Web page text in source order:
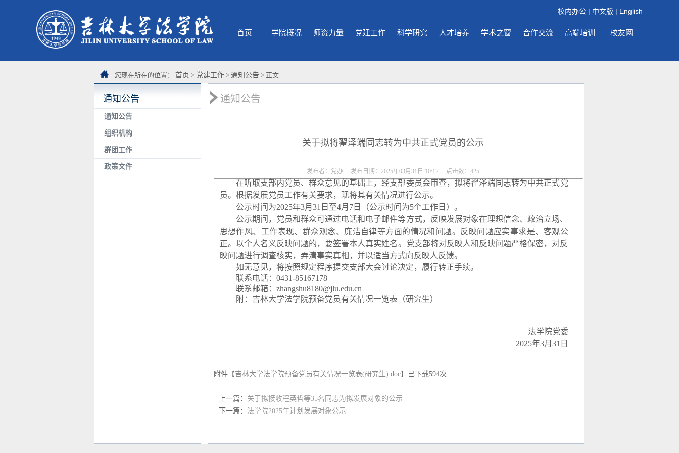
校内办公 | 中文版 | English
首页 学院概况 师资力量 党建工作 科学研究 人才培养 学术之窗 合作交流 高端培训 校友网
您现在所在的位置： 首页 > 党建工作> 通知公告> 正文
通知公告
通知公告
组织机构
群团工作
政策文件
通知公告
关于拟将翟泽端同志转为中共正式党员的公示
发布者：党办 发布日期：2025年03月31日 10:12 点击数： 425
在听取支部内党员、群众意见的基础上，经支部委员会审查，拟将翟泽端 同志转为中共正式党
员。根据发展党员工作有关要求，现将其有关情况进行公示。
公示时间为2025年3月 31 日至4月 7日（公示时间为5个工作日）。
公示期间，党员和群众可通过电话和电子邮件等方式，反映发展对象在理想信念、政治立场、
思想作风、工作表现、群众观念、廉洁自律等方面的情况和问题。反映问题应实事求是、客观公
正。以个人名义反映问题的，要签署本人真实姓名。党支部将对反映人和反映问题严格保密，对反
映问题进行调查核实，弄清事实真相，并以适当方式向反映人反馈。
如无意见，将按照规定程序提交支部大会讨论决定，履行转正手续。
联系电话： 0431-85167178
联系邮箱： zhangshu8180@jlu.edu.cn
附：吉林大学法学院预备党员有关情况一览表（研究生）
法学院党委
2025年3月 31 日
附件【吉林大学法学院预备党员有关情况一览表(研究生).doc】已下载594次
上一篇： 关于拟接收程英哲等35名同志为拟发展对象的公示
下一篇： 法学院2025年计划发展对象公示